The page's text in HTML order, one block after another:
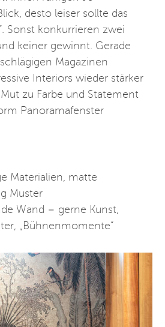
desto leiser sollte das
Sonst konkurrieren zwei
keiner gewinnt. Gerade
Magazinen
Interiors wieder stärker
zu Farbe und Statement
Panoramafenster
Materialien, matte
Muster
Wand = gerne Kunst,
„Bühnenmomente“